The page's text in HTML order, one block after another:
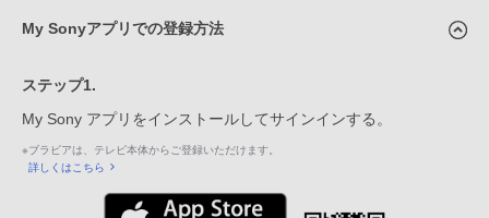
My Sonyアプリでの登録方法
ステップ1.
My Sony アプリをインストールしてサインインする。
※ブラビアは、テレビ本体からご登録いただけます。
詳しくはこちら